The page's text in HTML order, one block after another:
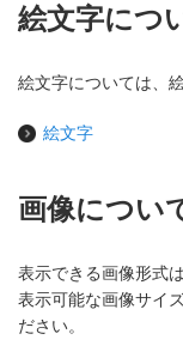
絵文字につ
絵文字については、
絵文字
画像につい
表示できる画像形式
表示可能な画像サイ
ださい。